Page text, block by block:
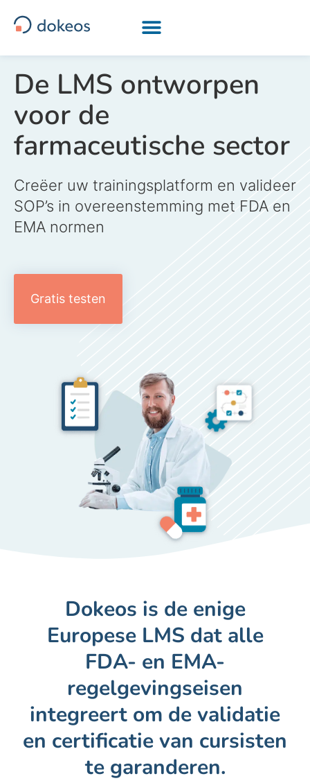
De LMS ontworpen
voor de
farmaceutische sector
Creëer uw trainingsplatform en valideer
SOP’s in overeenstemming met FDA en
EMA normen
Gratis testen
Dokeos is de enige
Europese LMS dat alle
FDA- en EMA-
regelgevingseisen
integreert om de validatie
en certificatie van cursisten
te garanderen.